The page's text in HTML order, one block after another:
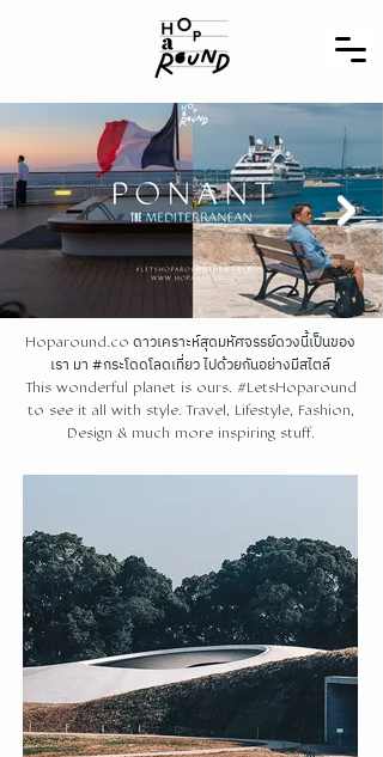
Hoparound.co ดาวเคราะห์สุดมหัศจรรย์ดวงนี้เป็นของ
เรา มา #กระโดดโลดเที่ยว ไปด้วยกันอย่างมีสไตล์
This wonderful planet is ours. #LetsHoparound
to see it all with style. Travel, Lifestyle, Fashion,
Design & much more inspiring stuff.